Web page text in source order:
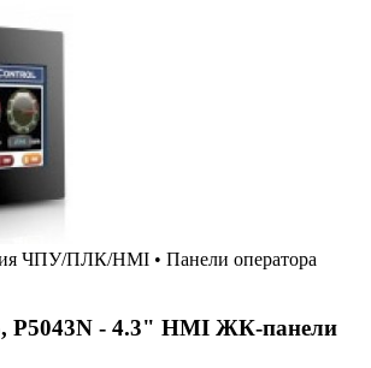
ЧПУ/ПЛК/HMI • Панели оператора
P5043N - 4.3" HMI ЖК-панели